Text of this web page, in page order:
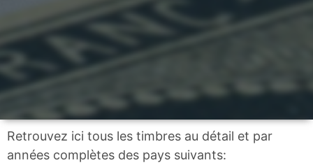
Retrouvez ici tous les timbres au détail et par
années complètes des pays suivants: